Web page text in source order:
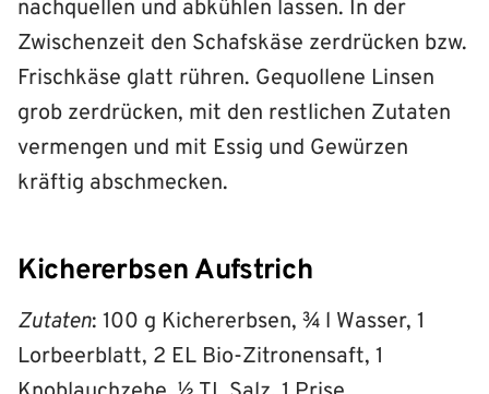
nachquellen und abkühlen lassen. In der
Zwischenzeit den Schafskäse zerdrücken bzw.
Frischkäse glatt rühren. Gequollene Linsen
grob zerdrücken, mit den restlichen Zutaten
vermengen und mit Essig und Gewürzen
kräftig abschmecken.
Kichererbsen Aufstrich
Zutaten: 100 g Kichererbsen, ¾ l Wasser, 1
Lorbeerblatt, 2 EL Bio-Zitronensaft, 1